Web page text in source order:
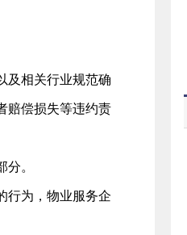
相关行业规范确
赔偿损失等违约责
。
为，物业服务企